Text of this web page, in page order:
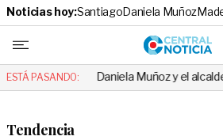
Noticias hoy:SantiagoDaniela Muñoz
ESTÁ PASANDO:
Daniela Muñoz y el alcalde de
Tendencia